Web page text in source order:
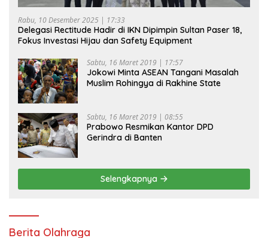
Rabu, 10 Desember 2025 | 17:33
Delegasi Rectitude Hadir di IKN Dipimpin Sultan Paser 18,
Fokus Investasi Hijau dan Safety Equipment
Sabtu, 16 Maret 2019 | 17:57
Jokowi Minta ASEAN Tangani Masalah
Muslim Rohingya di Rakhine State
Sabtu, 16 Maret 2019 | 08:55
Prabowo Resmikan Kantor DPD
Gerindra di Banten
Selengkapnya
Berita Olahraga